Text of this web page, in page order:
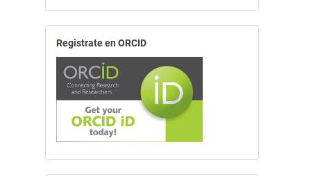
Registrate en ORCID